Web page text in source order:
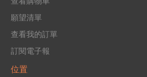
願望清單
查看我的訂單
訂閱電子報
位置